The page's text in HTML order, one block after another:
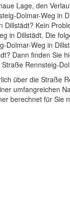
Lage, den
Dolmar-Weg in
Dillstädt? Kein
in Dillstädt. Die
Dolmar-Weg in
Dann finden Sie
Rennsteig-
über die Straße
umfangreichen
berechnet für Sie